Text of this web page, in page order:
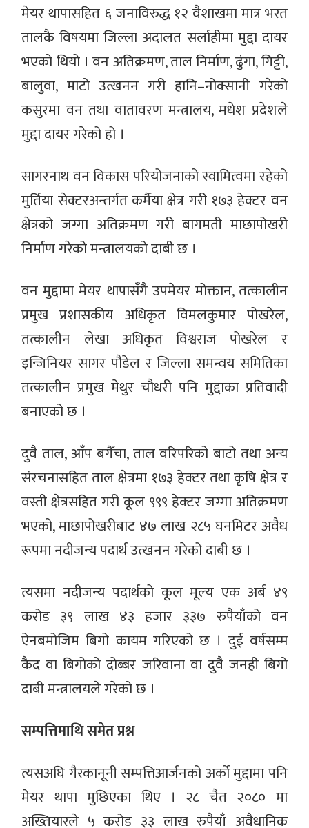
मेयर थापासहित ६ जनाविरुद्ध १२ वैशाखमा मात्र भरत
तालकै विषयमा जिल्ला अदालत सर्लाहीमा मुद्दा दायर
भएको थियो । वन अतिक्रमण, ताल निर्माण, ढुंगा, गिट्टी,
बालुवा, माटो उत्खनन गरी हानि–नोक्सानी गरेको
कसुरमा वन तथा वातावरण मन्त्रालय, मधेश प्रदेशले
मुद्दा दायर गरेको हो ।
सागरनाथ वन विकास परियोजनाको स्वामित्वमा रहेको
मुर्तिया सेक्टरअन्तर्गत कर्मैया क्षेत्र गरी १७३ हेक्टर वन
क्षेत्रको जग्गा अतिक्रमण गरी बागमती माछापोखरी
निर्माण गरेको मन्त्रालयको दाबी छ ।
वन मुद्दामा मेयर थापासँगै उपमेयर मोक्तान, तत्कालीन
प्रमुख प्रशासकीय अधिकृत विमलकुमार पोखरेल,
तत्कालीन लेखा अधिकृत विश्वराज पोखरेल र
इन्जिनियर सागर पौडेल र जिल्ला समन्वय समितिका
तत्कालीन प्रमुख मेथुर चौधरी पनि मुद्दाका प्रतिवादी
बनाएको छ ।
दुवै ताल, आँप बगैँचा, ताल वरिपरिको बाटो तथा अन्य
संरचनासहित ताल क्षेत्रमा १७३ हेक्टर तथा कृषि क्षेत्र र
वस्ती क्षेत्रसहित गरी कूल ९९९ हेक्टर जग्गा अतिक्रमण
भएको, माछापोखरीबाट ४७ लाख २८५ घनमिटर अवैध
रूपमा नदीजन्य पदार्थ उत्खनन गरेको दाबी छ ।
त्यसमा नदीजन्य पदार्थको कूल मूल्य एक अर्ब ४९
करोड ३९ लाख ४३ हजार ३३७ रुपैयाँको वन
ऐनबमोजिम बिगो कायम गरिएको छ । दुई वर्षसम्म
कैद वा बिगोको दोब्बर जरिवाना वा दुवै जनही बिगो
दाबी मन्त्रालयले गरेको छ ।
सम्पत्तिमाथि समेत प्रश्न
त्यसअघि गैरकानूनी सम्पत्तिआर्जनको अर्को मुद्दामा पनि
मेयर थापा मुछिएका थिए । २८ चैत २०८० मा
अख्तियारले ५ करोड ३३ लाख रुपैयाँ अवैधानिक